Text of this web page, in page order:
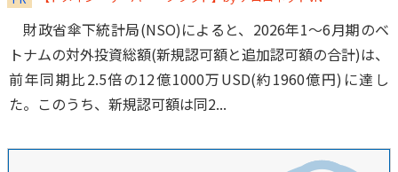
財政省傘下統計局(NSO)によると、2026年1～6月期のベ
トナムの対外投資総額(新規認可額と追加認可額の合計)は、
前年同期比2.5倍の12億1000万USD(約1960億円)に達し
た。このうち、新規認可額は同2...